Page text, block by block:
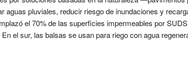
pluviales, reducir riesgo de inundaciones y
el 70% de las superficies impermeables por
el sur, las balsas se usan para riego con agua